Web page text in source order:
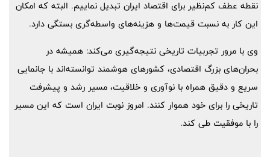
نقطه عطف کم‌نظیر برای اقتصاد ایران تبدیل نماییم. البته که امکان
این کار به نسبت قیمت‌ها و هزینه‌های واسطه‌گری بستگی دارد.
وی با مرور تجربیات تاریخی نتیجه‌گیری می‌کند: همیشه در
بحران‌های بزرگ اقتصادی، کشورهای هوشمند توانسته‌اند با جانمایی
سریع و دقیق همراه با نوآوری و خلاقیت، مسیر رشد و پیشرفت
تاریخی را برای خود هموار کنند. امروز نوبت ایران است که این مسیر
را با موفقیت طی کند.